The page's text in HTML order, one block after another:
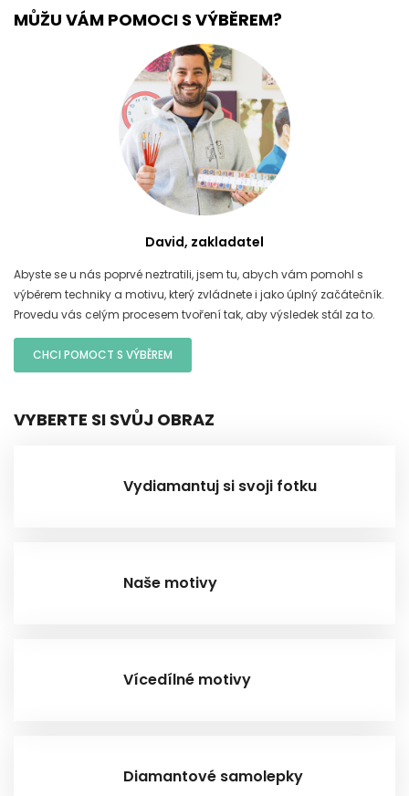
MŮŽU VÁM POMOCI S VÝBĚREM?
David, zakladatel
Abyste se u nás poprvé neztratili, jsem tu, abych vám pomohl s
výběrem techniky a motivu, který zvládnete i jako úplný začátečník.
Provedu vás celým procesem tvoření tak, aby výsledek stál za to.
CHCI POMOCT S VÝBĚREM
VYBERTE SI SVŮJ OBRAZ
Vydiamantuj si svoji fotku
Naše motivy
Vícedílné motivy
Diamantové samolepky